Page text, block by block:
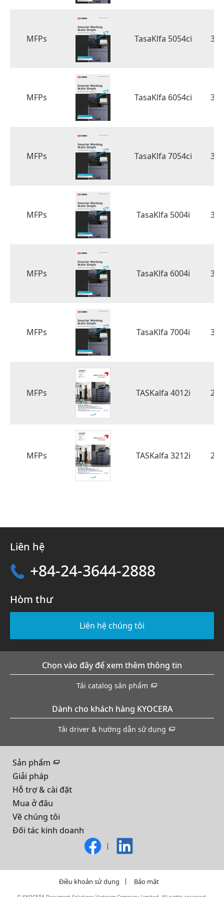
MFPs TasaKlfa 5054ci
MFPs TasaKlfa 6054ci
MFPs TasaKlfa 7054ci
MFPs TasaKlfa 5004i
MFPs TasaKlfa 6004i
MFPs TasaKlfa 7004i
MFPs TASKalfa 4012i
MFPs TASKalfa 3212i
Liên hệ
+84-24-3644-2888
Hòm thư
Liên hệ chúng tôi
Chọn vào đây để xem thêm thông tin
Tải catalog sản phẩm
Dành cho khách hàng KYOCERA
Tải driver & hướng dẫn sử dụng
Sản phẩm
Giải pháp
Hỗ trợ & cài đặt
Mua ở đâu
Về chúng tôi
Đối tác kinh doanh
Điều khoản sử dụng Bảo mật